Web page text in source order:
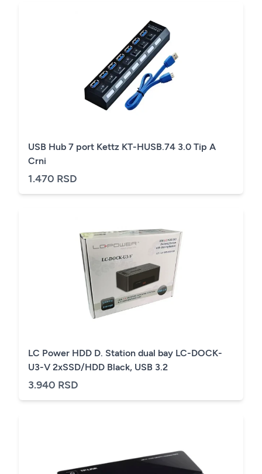
USB Hub 7 port Kettz KT-HUSB.74 3.0 Tip A
Crni
1.470 RSD
LC Power HDD D. Station dual bay LC-DOCK-
U3-V 2xSSD/HDD Black, USB 3.2
3.940 RSD